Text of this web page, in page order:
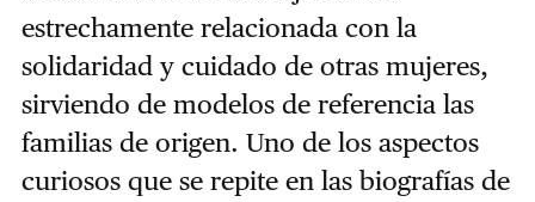
estrechamente relacionada con la
solidaridad y cuidado de otras mujeres,
sirviendo de modelos de referencia las
familias de origen. Uno de los aspectos
curiosos que se repite en las biografías de